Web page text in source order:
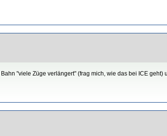
"viele Züge verlängert" (frag mich, wie das bei ICE